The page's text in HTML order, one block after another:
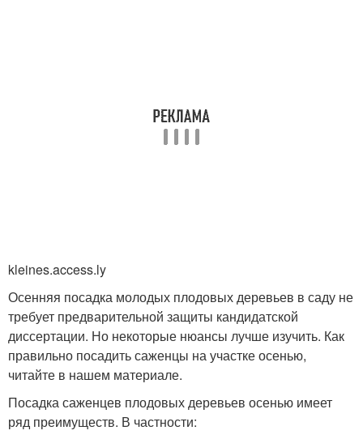
kleines.access.ly
Осенняя посадка молодых плодовых деревьев в саду не
требует предварительной защиты кандидатской
диссертации. Но некоторые нюансы лучше изучить. Как
правильно посадить саженцы на участке осенью,
читайте в нашем материале.
Посадка саженцев плодовых деревьев осенью имеет
ряд преимуществ. В частности: